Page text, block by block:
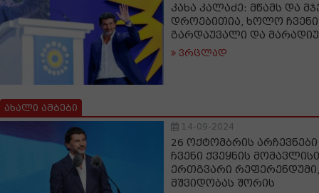
კახა კალაძე: მწამს და
დროებითია, ხოლო
გარდაუვალი და
ვრცლად
ახალი ამბები
14-09-2024
26 ოქტომბრის
ჩვენი ქვეყნის
ერთგვარი
მშვიდობას შორის